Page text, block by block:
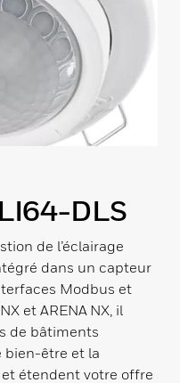
DLS
de l’éclairage
dans un capteur
Modbus et
et ARENA NX, il
de bâtiments
bien-être et la
étendent votre offre